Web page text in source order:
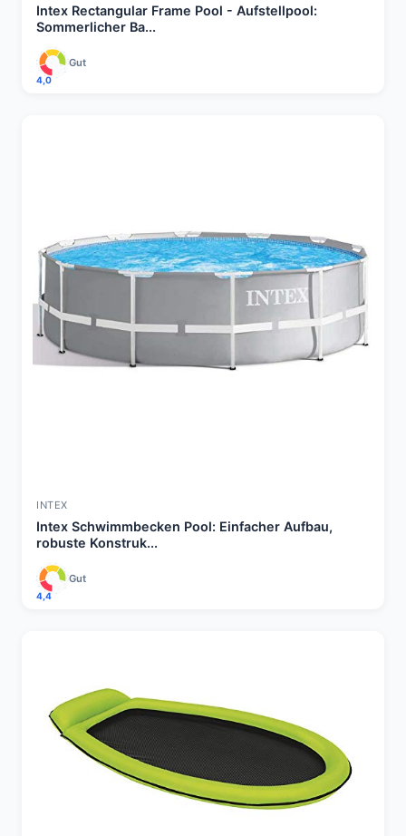
Intex Rectangular Frame Pool - Aufstellpool:
Sommerlicher Ba...
4,0
Gut
INTEX
Intex Schwimmbecken Pool: Einfacher Aufbau,
robuste Konstruk...
4,4
Gut